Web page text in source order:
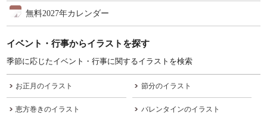
無料2027年カレンダー
イベント・行事からイラストを探す
季節に応じたイベント・行事に関するイラストを検索
お正月のイラスト 節分のイラスト
恵方巻きのイラスト バレンタインのイラスト